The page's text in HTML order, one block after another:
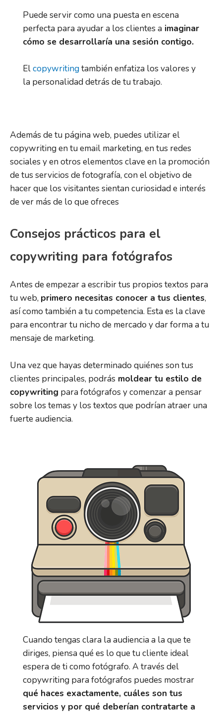
Puede servir como una puesta en escena
perfecta para ayudar a los clientes aimaginar
cómo se desarrollaría una sesión contigo.
Elcopywritingtambién enfatiza los valores y
la personalidad detrás de tu trabajo.
Además de tu página web, puedes utilizar el
copywriting en tu email marketing, en tus redes
sociales y en otros elementos clave en la promoción
de tus servicios de fotografía, con el objetivo de
hacer que los visitantes sientan curiosidad e interés
de ver más de lo que ofreces
Consejos prácticos para el
copywriting para fotógrafos
Antes de empezar a escribir tus propios textos para
tu web, primero necesitas conocer a tus clientes,
así como también a tu competencia. Esta es la clave
para encontrar tu nicho de mercado y dar forma a tu
mensaje de marketing.
Una vez que hayas determinado quiénes son tus
clientes principales, podrás moldear tu estilo de
copywriting para fotógrafos y comenzar a pensar
sobre los temas y los textos que podrían atraer una
fuerte audiencia.
Cuando tengas clara la audiencia a la que te
diriges, piensa qué es lo que tu cliente ideal
espera de ti como fotógrafo. A través del
copywriting para fotógrafos puedes mostrar
qué haces exactamente, cuáles son tus
servicios y por qué deberían contratarte a